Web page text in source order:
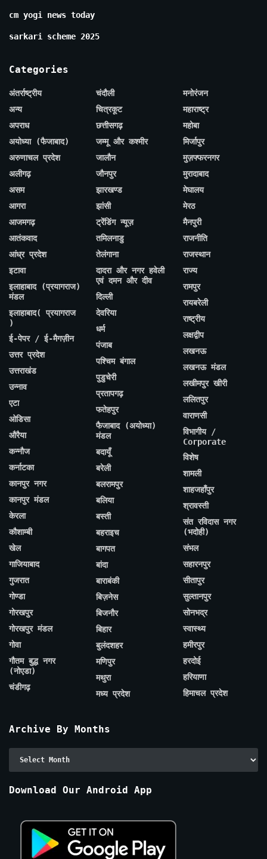
cm yogi news today
sarkari scheme 2025
Categories
अंतर्राष्ट्रीय
अन्य
अपराध
अयोध्या (फैजाबाद)
अरुणाचल प्रदेश
अलीगढ़
असम
आगरा
आजमगढ़
आतंकवाद
आंध्र प्रदेश
इटावा
इलाहाबाद (प्रयागराज)
मंडल
इलाहाबाद( प्रयागराज
)
ई-पेपर / ई-मैगज़ीन
उत्तर प्रदेश
उत्तराखंड
उन्नाव
एटा
ओडिसा
औरैया
कन्नौज
कर्नाटका
कानपुर नगर
कानपुर मंडल
केरला
कौशाम्बी
खेल
गाजियाबाद
गुजरात
गोण्डा
गोरखपुर
गोरखपुर मंडल
गोवा
गौतम बुद्ध नगर
(नोएडा)
चंडीगढ़
चंदौली
चित्रकूट
छत्तीसगढ़
जम्मू और कश्मीर
जालौन
जौनपुर
झारखण्ड
झांसी
ट्रेंडिंग न्यूज़
तमिलनाडु
तेलंगाना
दादरा और नगर हवेली
एवं दमन और दीव
दिल्ली
देवरिया
धर्म
पंजाब
पश्चिम बंगाल
पुडुचेरी
प्रतापगढ़
फतेहपुर
फैजाबाद (अयोध्या)
मंडल
बदायूँ
बरेली
बलरामपुर
बलिया
बस्ती
बहराइच
बागपत
बांदा
बाराबंकी
बिज़नेस
बिजनौर
बिहार
बुलंदशहर
मणिपुर
मथुरा
मध्य प्रदेश
मनोरंजन
महाराष्ट्र
महोबा
मिर्जापुर
मुज़फ्फरनगर
मुरादाबाद
मेघालय
मेरठ
मैनपुरी
राजनीति
राजस्थान
राज्य
रामपुर
रायबरेली
राष्ट्रीय
लक्षद्वीप
लखनऊ
लखनऊ मंडल
लखीमपुर खीरी
ललितपुर
वाराणसी
विभागीय /
Corporate
विशेष
शामली
शाहजहाँपुर
श्रावस्ती
संत रविदास नगर
(भदोही)
संभल
सहारनपुर
सीतापुर
सुल्तानपुर
सोनभद्र
स्वास्थ्य
हमीरपुर
हरदोई
हरियाणा
हिमाचल प्रदेश
Archive By Months
Archive
Download Our Android App